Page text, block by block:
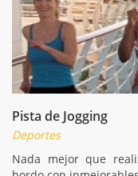
Pista de Jogging
Deportes
Nada mejor que